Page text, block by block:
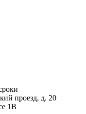
проезд, д. 20
1В